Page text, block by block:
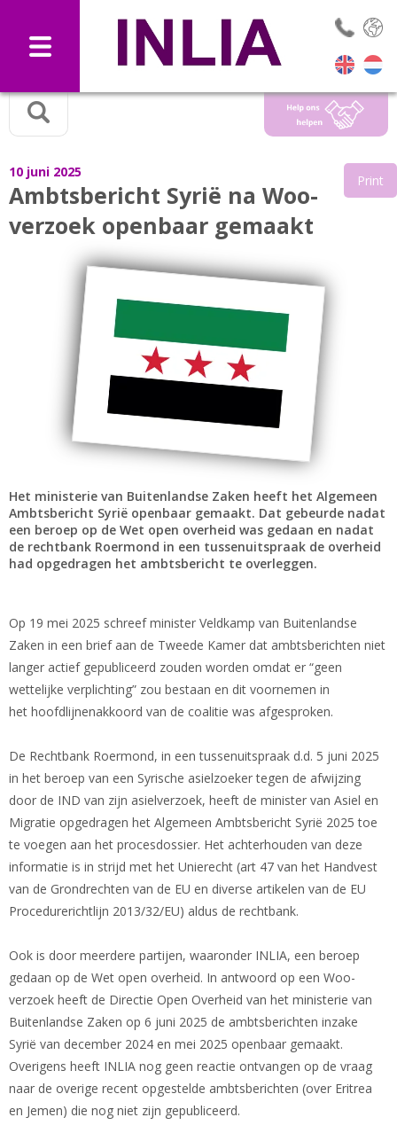
10 juni 2025
Ambtsbericht Syrië na Woo-
verzoek openbaar gemaakt
Print
Het ministerie van Buitenlandse Zaken heeft het Algemeen
Ambtsbericht Syrië openbaar gemaakt. Dat gebeurde nadat
een beroep op de Wet open overheid was gedaan en nadat
de rechtbank Roermond in een tussenuitspraak de overheid
had opgedragen het ambtsbericht te overleggen.
Op 19 mei 2025 schreef minister Veldkamp van Buitenlandse
Zaken in een brief aan de Tweede Kamer dat ambtsberichten niet
langer actief gepubliceerd zouden worden omdat er “geen
wettelijke verplichting” zou bestaan en dit voornemen in
het hoofdlijnenakkoord van de coalitie was afgesproken.
De Rechtbank Roermond, in een tussenuitspraak d.d. 5 juni 2025
in het beroep van een Syrische asielzoeker tegen de afwijzing
door de IND van zijn asielverzoek, heeft de minister van Asiel en
Migratie opgedragen het Algemeen Ambtsbericht Syrië 2025 toe
te voegen aan het procesdossier. Het achterhouden van deze
informatie is in strijd met het Unierecht (art 47 van het Handvest
van de Grondrechten van de EU en diverse artikelen van de EU
Procedurerichtlijn 2013/32/EU) aldus de rechtbank.
Ook is door meerdere partijen, waaronder INLIA, een beroep
gedaan op de Wet open overheid. In antwoord op een Woo-
verzoek heeft de Directie Open Overheid van het ministerie van
Buitenlandse Zaken op 6 juni 2025 de ambtsberichten inzake
Syrië van december 2024 en mei 2025 openbaar gemaakt.
Overigens heeft INLIA nog geen reactie ontvangen op de vraag
naar de overige recent opgestelde ambtsberichten (over Eritrea
en Jemen) die nog niet zijn gepubliceerd.